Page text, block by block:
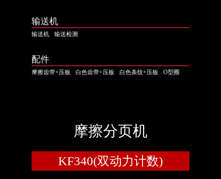
输送机
输送机 输送检测
配件
摩擦齿带+压板 白色齿带+压板 白色条纹+压板 O型圈
摩擦分页机
KF340(双动力计数)